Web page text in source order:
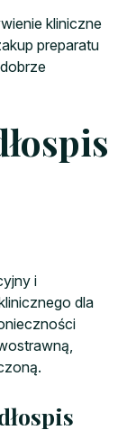
kliniczne
preparatu
i
dla